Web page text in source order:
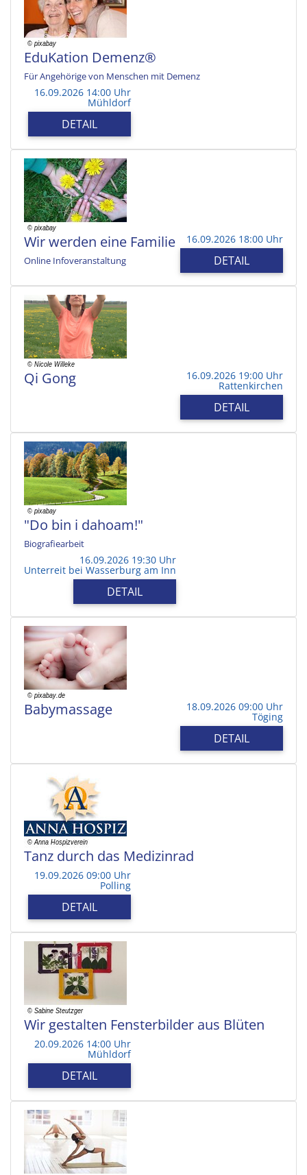
EduKation Demenz®
Für Angehörige von Menschen mit Demenz
16.09.2026 14:00 Uhr
Mühldorf
DETAIL
Wir werden eine Familie
Online Infoveranstaltung
16.09.2026 18:00 Uhr
DETAIL
Qi Gong 16.09.2026 19:00 Uhr
Rattenkirchen
DETAIL
"Do bin i dahoam!"
Biografiearbeit
16.09.2026 19:30 Uhr
Unterreit bei Wasserburg am Inn
DETAIL
Babymassage 18.09.2026 09:00 Uhr
Töging
DETAIL
Tanz durch das Medizinrad
19.09.2026 09:00 Uhr
Polling
DETAIL
Wir gestalten Fensterbilder aus Blüten
20.09.2026 14:00 Uhr
Mühldorf
DETAIL